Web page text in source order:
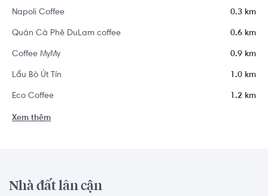
Napoli Coffee 0.3 km
Quán Cà Phê DuLam coffee 0.6 km
Coffee MyMy 0.9 km
Lẩu Bò Út Tín 1.0 km
Eco Coffee 1.2 km
Xem thêm
Nhà đất lân cận